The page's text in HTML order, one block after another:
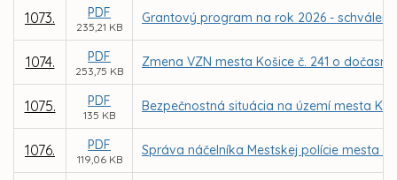
1073. PDF
235,21 KB
Grantový program na rok 2026 -
1074. PDF
253,75 KB
Zmena VZN mesta Košice č. 241 o
1075. PDF
135 KB
Bezpečnostná situácia na území mesta
1076. PDF
119,06 KB
Správa náčelníka Mestskej polície mesta